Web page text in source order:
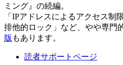
ミング』の続編。
「IPアドレスによるアクセス制
排他的ロック」など、やや専門
版 もあります。
読者サポートページ